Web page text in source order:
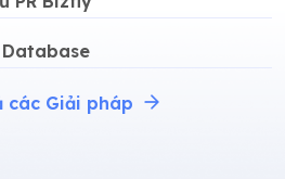
các Giải pháp